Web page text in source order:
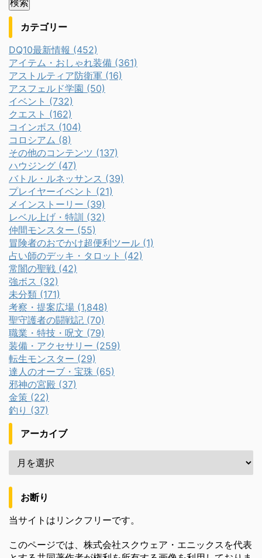
カテゴリー
DQ10最新情報 (452)
アイテム・おしゃれ装備 (361)
アストルティア防衛軍 (16)
アスフェルド学園 (50)
イベント (732)
クエスト (162)
コインボス (104)
コロシアム (8)
その他のコンテンツ (137)
ハウジング (47)
バトル・ルネッサンス (39)
プレイヤーイベント (21)
メインストーリー (39)
レベル上げ・特訓 (32)
仲間モンスター (55)
冒険者のおでかけ超便利ツール (1)
占い師のデッキ・タロット (42)
常闇の聖戦 (42)
強ボス (32)
未分類 (171)
考察・提案広場 (1,848)
聖守護者の闘戦記 (70)
職業・特技・呪文 (79)
装備・アクセサリー (259)
転生モンスター (29)
達人のオーブ・宝珠 (65)
邪神の宮殿 (37)
金策 (22)
釣り (37)
アーカイブ
お断り
当サイトはリンクフリーです。
このページでは、株式会社スクウェア・エニックスを代表